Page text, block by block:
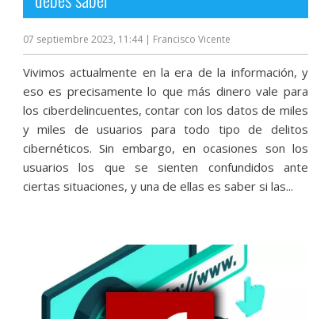
07 septiembre 2023, 11:44 | Francisco Vicente
Vivimos actualmente en la era de la información, y
eso es precisamente lo que más dinero vale para
los ciberdelincuentes, contar con los datos de miles
y miles de usuarios para todo tipo de delitos
cibernéticos. Sin embargo, en ocasiones son los
usuarios los que se sienten confundidos ante
ciertas situaciones, y una de ellas es saber si las...